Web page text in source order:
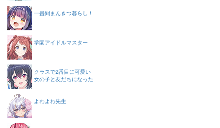
一畳間まんきつ暮らし！
学園アイドルマスター
クラスで2番目に可愛い
女の子と友だちになった
よわよわ先生